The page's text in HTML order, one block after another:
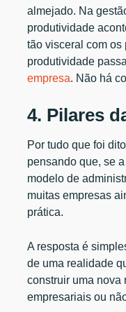
almejado. Na
produtividade
tão visceral com os
produtividade
empresa. Não há
4. Pilares
Por tudo que foi
pensando que, se
modelo de
muitas empresas
prática.
A resposta é
de uma realidade
construir uma nova
empresariais ou